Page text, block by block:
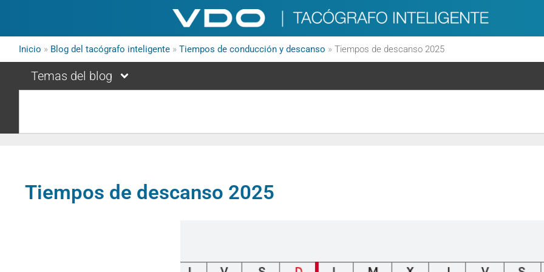
Inicio » Blog del tacógrafo inteligente » Tiempos de conducción y descanso » Tiempos de descanso 2025
Temas del blog
Tiempos de descanso 2025